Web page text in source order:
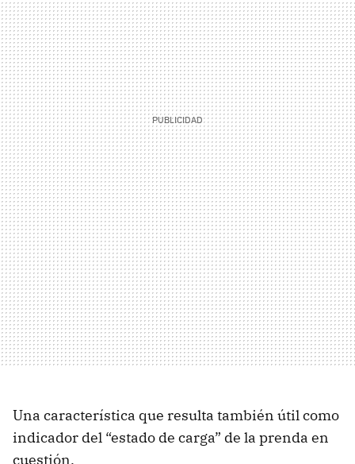
Una característica que resulta también útil como
indicador del “estado de carga” de la prenda en
cuestión.